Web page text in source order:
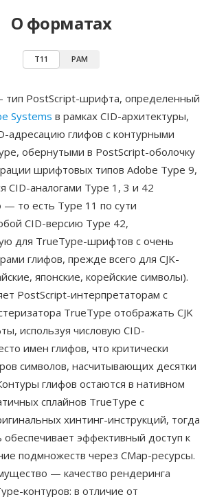
О форматах
T11 PAM
тип PostScript-шрифта, определенный
Systems в рамках CID-архитектуры,
адресацию глифов с контурными
обернутыми в PostScript-оболочку
шрифтовых типов Adobe Type 9,
CID-аналогами Type 1, 3 и 42
— то есть Type 11 по сути
CID-версию Type 42,
для TrueType-шрифтов с очень
глифов, прежде всего для CJK-
японские, корейские символы).
PostScript-интерпретаторам с
TrueType отображать CJK
используя числовую CID-
имен глифов, что критически
символов, насчитывающих десятки
глифов остаются в нативном
сплайнов TrueType с
хинтинг-инструкций, тогда
обеспечивает эффективный доступ к
подмножеств через CMap-ресурсы.
— качество рендеринга
контуров: в отличие от